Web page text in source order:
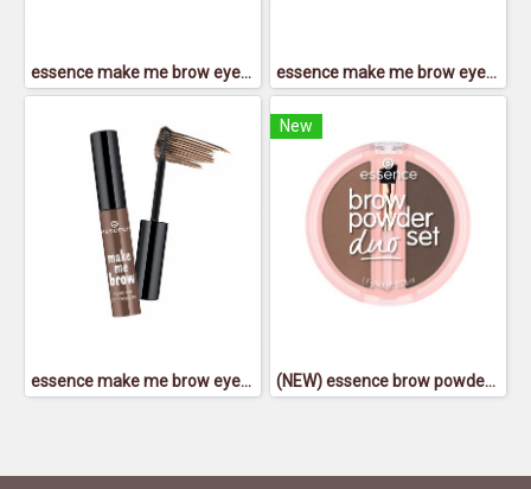
essence make me brow eyebrow gel mascara 04 - เอสเซนส์เมคมีโบรว์อายโบรว์เจลมาสคาร่า04 essence make me brow eyebrow gel mascara 05 - เอสเซนส์เมคมีโบรว์อายโบรว์เจลมาสคาร่า05
essence make me brow eyebrow gel mascara 02 - เอสเซนส์เมคมีโบรว์อายโบรว์เจลมาสคาร่า 02
New
(NEW) essence brow powder duo set 02 - เอสเซนส์ โบรว์ พาวเดอร์ ดูโอ้ เซ็ท 02